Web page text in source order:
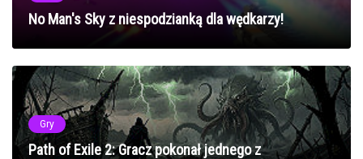
No Man's Sky z niespodzianką dla wędkarzy!
Gry
Path of Exile 2: Gracz pokonał jednego z